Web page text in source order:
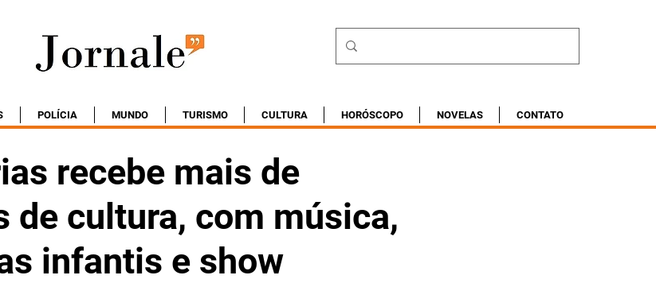
POLÍCIA MUNDO TURISMO CULTURA HORÓSCOPO NOVELAS CONTATO
recebe mais de
de cultura, com música,
infantis e show